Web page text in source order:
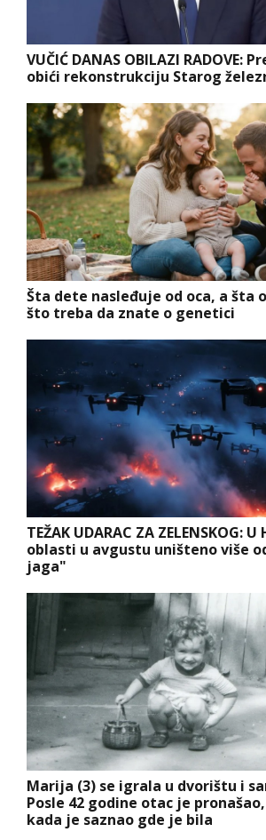
VUČIĆ DANAS OBILAZI RADOVE:
obići rekonstrukciju Starog
Šta dete nasleđuje od oca, a šta
što treba da znate o genetici
TEŽAK UDARAC ZA ZELENSKOG:
oblasti u avgustu uništeno više
jaga"
Marija (3) se igrala u dvorištu i
Posle 42 godine otac je
kada je saznao gde je bila